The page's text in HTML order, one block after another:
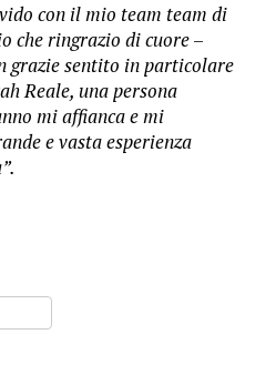
con il mio team team di
che ringrazio di cuore–
grazie sentito in particolare
Reale, una persona
mi affianca e mi
e vasta esperienza